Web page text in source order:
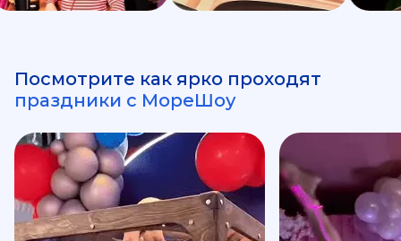
Посмотрите как ярко проходят
праздники с МореШоу